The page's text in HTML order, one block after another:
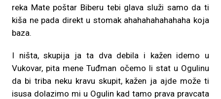
reka Mate poštar Biberu tebi glava služi samo da ti
kiša ne pada direkt u stomak ahahahahahahaha koja
baza.
I ništa, skupija ja ta dva debila i kažen idemo u
Vukovar, pita mene Tuđman očemo li stat u Ogulinu
da bi triba neku kravu skupit, kažen ja ajde može ti
isusa dolazimo mi u Ogulin kad tamo prava pravcata